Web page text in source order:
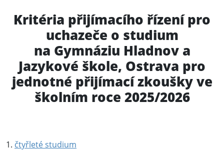
Kritéria přijímacího řízení pro
uchazeče o studium
na Gymnáziu Hladnov a
Jazykové škole, Ostrava pro
jednotné přijímací zkoušky ve
školním roce 2025/2026
1. čtyřleté studium